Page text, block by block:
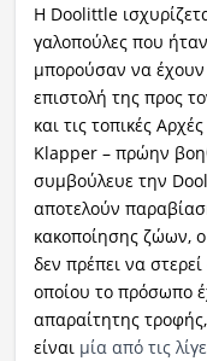
Η Doolittle
γαλοπούλες που
μπορούσαν να
επιστολή της προς
και τις τοπικές
Klapper – πρώην
συμβούλευε την
αποτελούν
κακοποίησης ζώων,
δεν πρέπει να
οποίου το πρόσωπο
απαραίτητης
είναι μία από τις